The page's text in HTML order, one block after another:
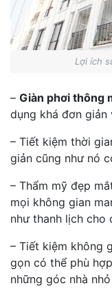
Lợi ích
– Giàn phơi thông
dụng khá đơn giản
– Tiết kiệm thời
giản cũng như nó
– Thẩm mỹ đẹp
mọi không gian
như thanh lịch cho
– Tiết kiệm không
gọn có thể phù
những góc nhà